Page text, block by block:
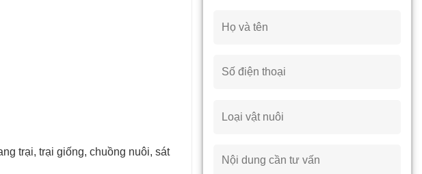
trại, trại giống, chuồng nuôi, sát